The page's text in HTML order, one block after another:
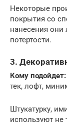
Некоторые
покрытия со
нанесения они
потертости.
3.
Кому подойдет:
тек, лофт,
Штукатурку,
используют не